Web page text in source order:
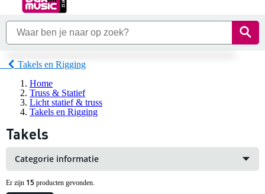
Takels en Rigging
Home
Truss & Statief
Licht statief & truss
Takels en Rigging
Takels
Categorie informatie
Er zijn 15 producten gevonden.